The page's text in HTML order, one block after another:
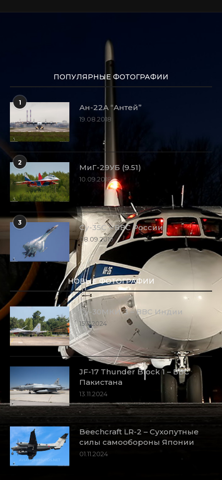
ПОПУЛЯРНЫЕ ФОТОГРАФИИ
1
Ан-22А “Антей”
19.08.2018
2
МиГ-29УБ (9.51)
10.09.2018
3
Су-35С – ВВС России
08.09.2019
НОВЫЕ ФОТОГРАФИИ
Су-30МКИ-3 – ВВС Индии
15.11.2024
JF-17 Thunder Block 1 – ВВС
Пакистана
13.11.2024
Beechcraft LR-2 – Сухопутные
силы самообороны Японии
01.11.2024